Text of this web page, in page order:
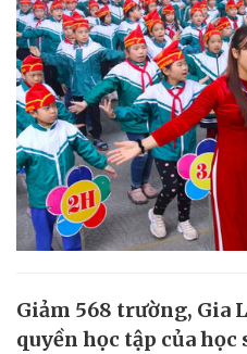
Giảm 568 trường, Gia
quyền học tập của học